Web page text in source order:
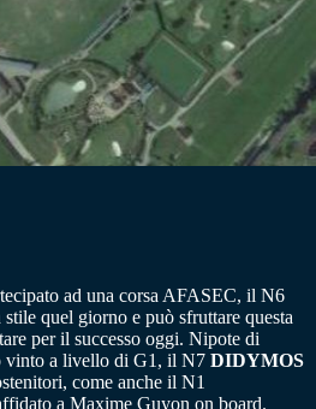
ad una corsa AFASEC, il N6
quel giorno e può sfruttare questa
per il successo oggi. Nipote di
vinto a livello di G1, il N7 DIDYMOS
come anche il N1
a Maxime Guyon on board.